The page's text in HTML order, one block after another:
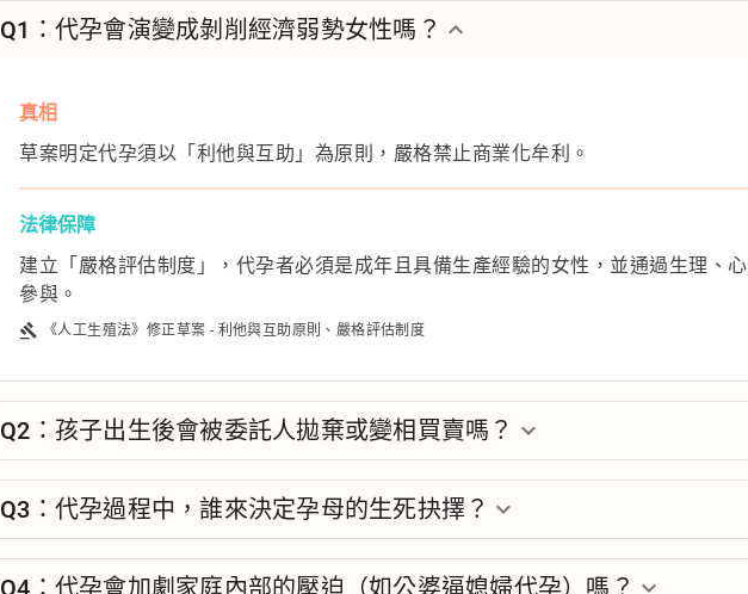
Q1：代孕會演變成剝削經濟弱勢女性嗎？ keyboard_arrow_down
真相
草案明定代孕須以「利他與互助」為原則，嚴格禁止商業化牟利。
法律保障
建立「嚴格評估制度」，代孕者必須是成年且具備生產經驗的女性，並通過生理、
參與。
gavel 《人工生殖法》修正草案 - 利他與互助原則、嚴格評估制度
Q2：孩子出生後會被委託人拋棄或變相買賣嗎？ keyboard_arrow_down
Q3：代孕過程中，誰來決定孕母的生死抉擇？ keyboard_arrow_down
Q4：代孕會加劇家庭內部的壓迫（如公婆逼媳婦代孕）嗎？ keyboard_arrow_down